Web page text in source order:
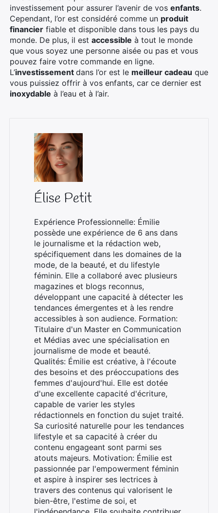
investissement pour assurer l’avenir de vos enfants.
Cependant, l’or est considéré comme un produit
financier fiable et disponible dans tous les pays du
monde. De plus, il est accessible à tout le monde
que vous soyez une personne aisée ou pas et vous
pouvez faire votre commande en ligne.
L’investissement dans l’or est le meilleur cadeau que
vous puissiez offrir à vos enfants, car ce dernier est
inoxydable à l’eau et à l’air.
Élise Petit
Expérience Professionnelle: Émilie
possède une expérience de 6 ans dans
le journalisme et la rédaction web,
spécifiquement dans les domaines de la
mode, de la beauté, et du lifestyle
féminin. Elle a collaboré avec plusieurs
magazines et blogs reconnus,
développant une capacité à détecter les
tendances émergentes et à les rendre
accessibles à son audience. Formation:
Titulaire d'un Master en Communication
et Médias avec une spécialisation en
journalisme de mode et beauté.
Qualités: Émilie est créative, à l'écoute
des besoins et des préoccupations des
femmes d'aujourd'hui. Elle est dotée
d'une excellente capacité d'écriture,
capable de varier les styles
rédactionnels en fonction du sujet traité.
Sa curiosité naturelle pour les tendances
lifestyle et sa capacité à créer du
contenu engageant sont parmi ses
atouts majeurs. Motivation: Émilie est
passionnée par l'empowerment féminin
et aspire à inspirer ses lectrices à
travers des contenus qui valorisent le
bien-être, l'estime de soi, et